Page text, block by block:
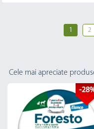
1 2
Cele mai apreciate
-